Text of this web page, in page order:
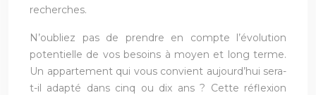
recherches.
N’oubliez pas de prendre en compte l’évolution
potentielle de vos besoins à moyen et long terme.
Un appartement qui vous convient aujourd’hui sera-
t-il adapté dans cinq ou dix ans ? Cette réflexion